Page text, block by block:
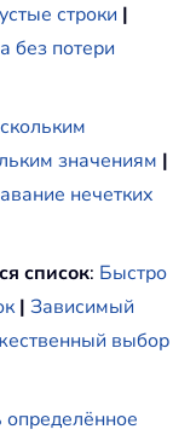
строки |
без потери
значениям |
нечетких
список: Быстро
| Зависимый
выбор